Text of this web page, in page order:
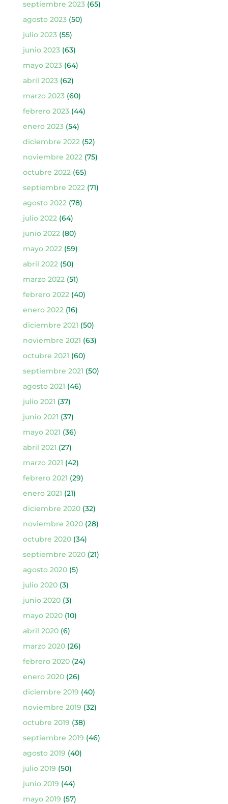
septiembre 2023(65)
agosto 2023(50)
julio 2023(55)
junio 2023(63)
mayo 2023(64)
abril 2023(62)
marzo 2023(60)
febrero 2023(44)
enero 2023(54)
diciembre 2022(52)
noviembre 2022(75)
octubre 2022(65)
septiembre 2022(71)
agosto 2022(78)
julio 2022(64)
junio 2022(80)
mayo 2022(59)
abril 2022(50)
marzo 2022(51)
febrero 2022(40)
enero 2022(16)
diciembre 2021 (50)
noviembre 2021 (63)
octubre 2021 (60)
septiembre 2021 (50)
agosto 2021 (46)
julio 2021 (37)
junio 2021 (37)
mayo 2021 (36)
abril 2021 (27)
marzo 2021 (42)
febrero 2021 (29)
enero 2021 (21)
diciembre 2020(32)
noviembre 2020(28)
octubre 2020(34)
septiembre 2020(21)
agosto 2020(5)
julio 2020(3)
junio 2020(3)
mayo 2020(10)
abril 2020(6)
marzo 2020(26)
febrero 2020(24)
enero 2020(26)
diciembre 2019 (40)
noviembre 2019 (32)
octubre 2019 (38)
septiembre 2019 (46)
agosto 2019 (40)
julio 2019 (50)
junio 2019 (44)
mayo 2019 (57)